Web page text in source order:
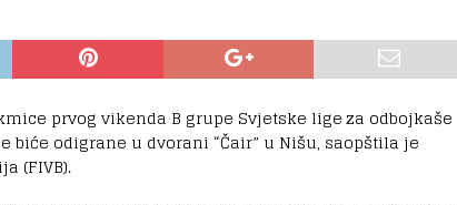
prvog vikenda B grupe Svjetske lige za odbojkaše
odigrane u dvorani “Čair” u Nišu, saopštila je
(FIVB).